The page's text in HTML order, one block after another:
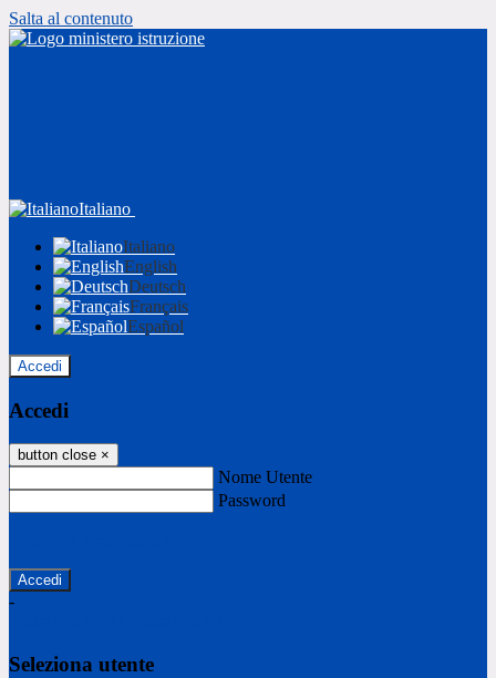
Salta al contenuto
Italiano
Italiano
English
Deutsch
Français
Español
Accedi
Accedi
button close ×
Nome Utente
Password
-
Seleziona utente